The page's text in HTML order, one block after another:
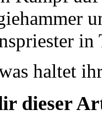
in
haltet
dieser